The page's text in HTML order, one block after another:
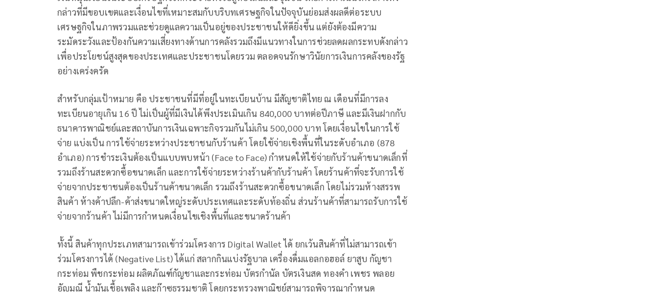
กล่าวที่มีขอบเขตและเงื่อนไขที่เหมาะสมกับบริบทเศรษฐกิจในปัจจุบันย่อมส่งผลดีต่อระบบ
เศรษฐกิจในภาพรวมและช่วยดูแลความเป็นอยู่ของประชาชนให้ดียิ่งขึ้น แต่ยังต้องมีความ
ระมัดระวังและป้องกันความเสี่ยงทางด้านการคลังรวมถึงมีแนวทางในการช่วยลดผลกระทบดังกล่าว
เพื่อประโยชน์สูงสุดของประเทศและประชาชนโดยรวม ตลอดจนรักษาวินัยการเงินการคลังของรัฐ
อย่างเคร่งครัด
สำหรับกลุ่มเป้าหมาย คือ ประชาชนที่มีที่อยู่ในทะเบียนบ้าน มีสัญชาติไทย ณ เดือนที่มีการลง
ทะเบียนอายุเกิน 16 ปี ไม่เป็นผู้ที่มีเงินได้พึงประเมินเกิน 840,000 บาทต่อปีภาษี และมีเงินฝากกับ
ธนาคารพาณิชย์และสถาบันการเงินเฉพาะกิจรวมกันไม่เกิน 500,000 บาท โดยเงื่อนไขในการใช้
จ่าย แบ่งเป็น การใช้จ่ายระหว่างประชาชนกับร้านค้า โดยใช้จ่ายเชิงพื้นที่ในระดับอำเภอ (878
อำเภอ) การชำระเงินต้องเป็นแบบพบหน้า (Face to Face) กำหนดให้ใช้จ่ายกับร้านค้าขนาดเล็กที่
รวมถึงร้านสะดวกซื้อขนาดเล็ก และการใช้จ่ายระหว่างร้านค้ากับร้านค้า โดยร้านค้าที่จะรับการใช้
จ่ายจากประชาชนต้องเป็นร้านค้าขนาดเล็ก รวมถึงร้านสะดวกซื้อขนาดเล็ก โดยไม่รวมห้างสรรพ
สินค้า ห้างค้าปลีก-ค้าส่งขนาดใหญ่ระดับประเทศและระดับท้องถิ่น ส่วนร้านค้าที่สามารถรับการใช้
จ่ายจากร้านค้า ไม่มีการกำหนดเงื่อนไขเชิงพื้นที่และขนาดร้านค้า
ทั้งนี้ สินค้าทุกประเภทสามารถเข้าร่วมโครงการ Digital Wallet ได้ ยกเว้นสินค้าที่ไม่สามารถเข้า
ร่วมโครงการได้ (Negative List) ได้แก่ สลากกินแบ่งรัฐบาล เครื่องดื่มแอลกอฮอล์ ยาสูบ กัญชา
กระท่อม พืชกระท่อม ผลิตภัณฑ์กัญชาและกระท่อม บัตรกำนัล บัตรเงินสด ทองคำ เพชร พลอย
อัญมณี น้ำมันเชื้อเพลิง และก๊าซธรรมชาติ โดยกระทรวงพาณิชย์สามารถพิจารณากำหนด